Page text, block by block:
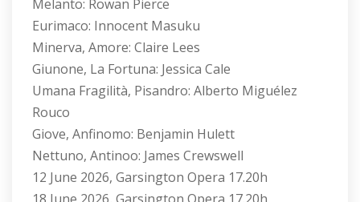
Melanto: Rowan Pierce
Eurimaco: Innocent Masuku
Minerva, Amore: Claire Lees
Giunone, La Fortuna: Jessica Cale
Umana Fragilità, Pisandro: Alberto Miguélez
Rouco
Giove, Anfinomo: Benjamin Hulett
Nettuno, Antinoo: James Crewswell
12 June 2026, Garsington Opera 17.20h